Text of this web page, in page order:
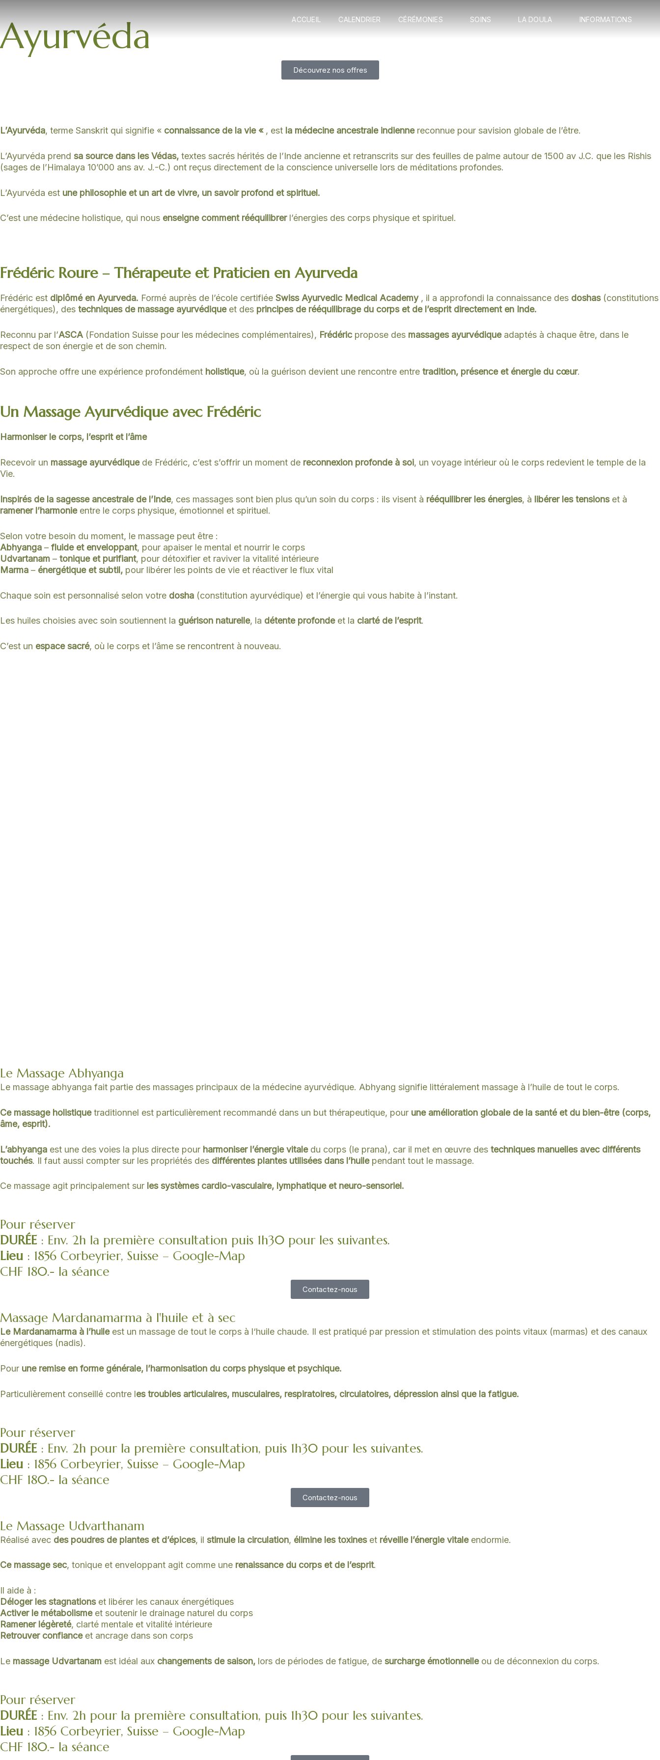
contenu
ACCUEIL CALENDRIER CÉRÉMONIES Ouvrir Cérémonies
SOINS Ouvrir Soins
LA DOULA Ouvrir La Doula
INFORMATIONS
Ayurvéda
Découvrez nos offres
L’Ayurvéda, terme Sanskrit qui signifie « connaissance de la vie « , est la médecine ancestrale indienne reconnue pour savision globale de l’être.
L’Ayurvéda prend sa source dans les Védas, textes sacrés hérités de l’Inde ancienne et retranscrits sur des feuilles de palme autour de 1500 av J.C. que les Rishis
(sages de l’Himalaya 10’000 ans av. J.-C.) ont reçus directement de la conscience universelle lors de méditations profondes.
L’Ayurvéda est une philosophie et un art de vivre, un savoir profond et spirituel.
C’est une médecine holistique, qui nous enseigne comment rééquilibrerl’énergies des corps physique et spirituel.
Frédéric Roure – Thérapeute et Praticien en Ayurveda
Frédéric est diplômé en Ayurveda. Formé auprès de l’école certifiée Swiss Ayurvedic Medical Academy, il a approfondi la connaissance des doshas (constitutions
énergétiques), des techniques de massage ayurvédiqueet des principes de rééquilibrage du corps et de l’esprit directement en Inde.
Reconnu par l’ASCA (Fondation Suisse pour les médecines complémentaires), Frédéric propose des massages ayurvédique adaptés à chaque être, dans le
respect de son énergie et de son chemin.
Son approche offre une expérience profondément holistique, où la guérison devient une rencontre entre tradition, présence et énergie du cœur.
Un Massage Ayurvédique avec Frédéric
Harmoniser le corps, l’esprit et l’âme
Recevoir un massage ayurvédiquede Frédéric, c’est s’offrir un moment de reconnexion profonde à soi, un voyage intérieur où le corps redevient le temple de la
Vie.
Inspirés de la sagesse ancestrale de l’Inde, ces massages sont bien plus qu’un soin du corps : ils visent à rééquilibrer les énergies, à libérer les tensionset à
ramener l’harmonieentre le corps physique, émotionnel et spirituel.
Selon votre besoin du moment, le massage peut être :
Abhyanga – fluide et enveloppant, pour apaiser le mental et nourrir le corps
Udvartanam – tonique et purifiant, pour détoxifier et raviver la vitalité intérieure
Marma – énergétique et subtil, pour libérer les points de vie et réactiver le flux vital
Chaque soin est personnalisé selon votre dosha (constitution ayurvédique) et l’énergie qui vous habite à l’instant.
Les huiles choisies avec soin soutiennent la guérison naturelle, la détente profondeet la clarté de l’esprit.
C’est un espace sacré, où le corps et l’âme se rencontrent à nouveau.
Le Massage Abhyanga
Le massage abhyanga fait partie des massages principaux de la médecine ayurvédique. Abhyang signifie littéralement massage à l’huile de tout le corps.
Ce massage holistiquetraditionnel est particulièrement recommandé dans un but thérapeutique, pour une amélioration globale de la santé et du bien-être (corps,
âme, esprit).
L’abhyanga est une des voies la plus directe pour harmoniser l’énergie vitaledu corps (le prana), car il met en œuvre des techniques manuelles avec différents
touchés. Il faut aussi compter sur les propriétés des différentes plantes utilisées dans l’huilependant tout le massage.
Ce massage agit principalement sur les systèmes cardio-vasculaire, lymphatique et neuro-sensoriel.
Pour réserver
DURÉE: Env. 2h la première consultation puis 1h30 pour les suivantes.
Lieu : 1856 Corbeyrier, Suisse – Google-Map
CHF 180.- la séance
Contactez-nous
Massage Mardanamarma à l'huile et à sec
Le Mardanamarma à l’huileest un massage de tout le corps à l‘huile chaude. Il est pratiqué par pression et stimulation des points vitaux (marmas) et des canaux
énergétiques (nadis).
Pour une remise en forme générale, l’harmonisation du corps physique et psychique.
Particulièrement conseillé contre les troubles articulaires, musculaires, respiratoires, circulatoires, dépression ainsi que la fatigue.
Pour réserver
DURÉE: Env. 2h pour la première consultation, puis 1h30 pour les suivantes.
Lieu : 1856 Corbeyrier, Suisse – Google-Map
CHF 180.- la séance
Contactez-nous
Le Massage Udvarthanam
Réalisé avec des poudres de plantes et d’épices, il stimule la circulation, élimine les toxineset réveille l’énergie vitaleendormie.
Ce massage sec, tonique et enveloppant agit comme une renaissance du corps et de l’esprit.
Il aide à :
Déloger les stagnationset libérer les canaux énergétiques
Activer le métabolismeet soutenir le drainage naturel du corps
Ramener légèreté, clarté mentale et vitalité intérieure
Retrouver confianceet ancrage dans son corps
Le massage Udvartanam est idéal aux changements de saison, lors de périodes de fatigue, de surcharge émotionnelleou de déconnexion du corps.
Pour réserver
DURÉE: Env. 2h pour la première consultation, puis 1h30 pour les suivantes.
Lieu : 1856 Corbeyrier, Suisse – Google-Map
CHF 180.- la séance